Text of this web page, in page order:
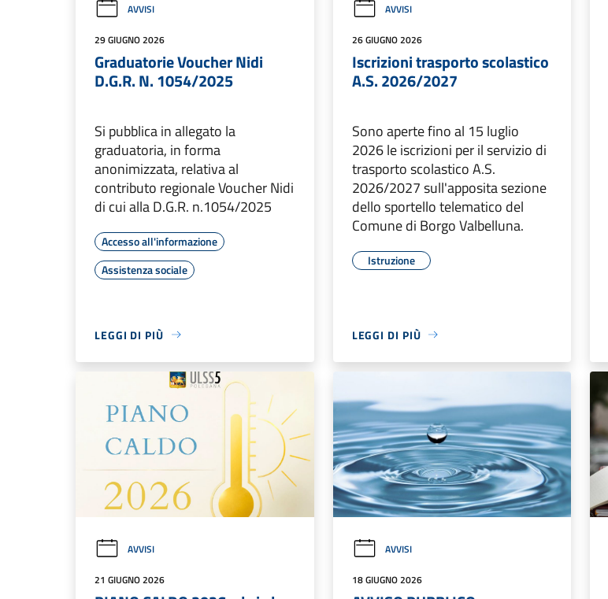
AVVISI
29 GIUGNO 2026
Graduatorie Voucher Nidi
D.G.R. N. 1054/2025
Si pubblica in allegato la
graduatoria, in forma
anonimizzata, relativa al
contributo regionale Voucher Nidi
di cui alla D.G.R. n.1054/2025
Accesso all'informazione
Assistenza sociale
LEGGI DI PIÙ
AVVISI
26 GIUGNO 2026
Iscrizioni trasporto scolastico
A.S. 2026/2027
Sono aperte fino al 15 luglio
2026 le iscrizioni per il servizio di
trasporto scolastico A.S.
2026/2027 sull'apposita sezione
dello sportello telematico del
Comune di Borgo Valbelluna.
Istruzione
LEGGI DI PIÙ
AVVISI
21 GIUGNO 2026
AVVISI
18 GIUGNO 2026